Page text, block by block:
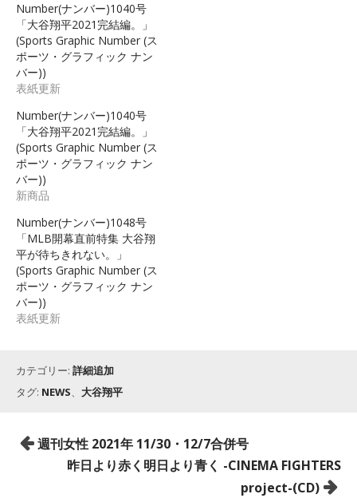
Number(ナンバー)1040号
「大谷翔平2021完結編。」
(Sports Graphic Number (ス
ポーツ・グラフィック ナン
バー))
表紙更新
Number(ナンバー)1040号
「大谷翔平2021完結編。」
(Sports Graphic Number (ス
ポーツ・グラフィック ナン
バー))
新商品
Number(ナンバー)1048号
「MLB開幕直前特集 大谷翔
平が待ちきれない。」
(Sports Graphic Number (ス
ポーツ・グラフィック ナン
バー))
表紙更新
カテゴリー: 詳細追加
タグ: NEWS、 大谷翔平
投週刊女性 2021年 11/30・12/7合併号
昨日より赤く明日より青く -CINEMA FIGHTERS
project-(CD)